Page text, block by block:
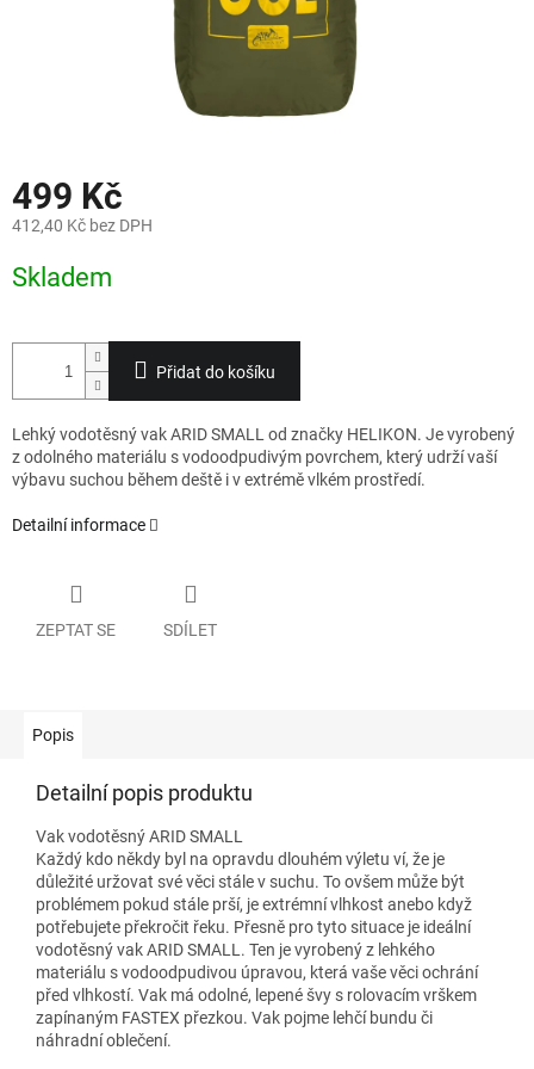
499 Kč
412,40 Kč bez DPH
cena:
Skladem
Přidat do košíku
Lehký vodotěsný vak ARID SMALL od značky HELIKON. Je vyrobený
z odolného materiálu s vodoodpudivým povrchem, který udrží vaší
výbavu suchou během deště i v extrémě vlkém prostředí.
Detailní informace
ZEPTAT SE SDÍLET
Popis
Detailní popis produktu
Vak vodotěsný ARID SMALL
Každý kdo někdy byl na opravdu dlouhém výletu ví, že je
důležité uržovat své věci stále v suchu. To ovšem může být
problémem pokud stále prší, je extrémní vlhkost anebo když
potřebujete překročit řeku. Přesně pro tyto situace je ideální
vodotěsný vak ARID SMALL. Ten je vyrobený z lehkého
materiálu s vodoodpudivou úpravou, která vaše věci ochrání
před vlhkostí. Vak má odolné, lepené švy s rolovacím vrškem
zapínaným FASTEX přezkou. Vak pojme lehčí bundu či
náhradní oblečení.